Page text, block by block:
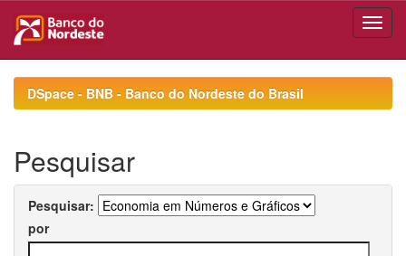
navigationDSpace - BNB - Banco do Nordeste do Brasil
Pesquisar
Pesquisar:
por